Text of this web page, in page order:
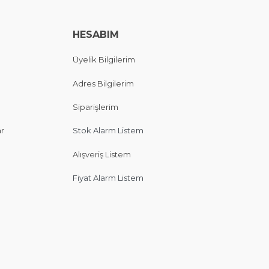
HESABIM
Üyelik Bilgilerim
Adres Bilgilerim
Siparişlerim
Stok Alarm Listem
Alışveriş Listem
Fiyat Alarm Listem